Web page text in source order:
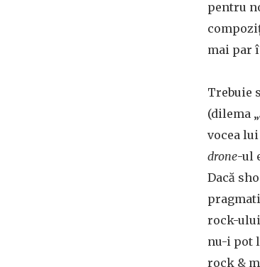
pentru
mai par
Trebuie
(dilema „
vocea
drone-ul
Dacă
rock-
nu-i pot
rock &